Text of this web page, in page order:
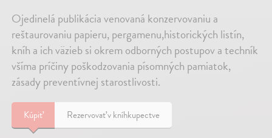
Ojedinelá publikácia venovaná konzervovaniu a
reštaurovaniu papieru, pergamenu,historických listín,
kníh a ich väzieb si okrem odborných postupov a techník
všíma príčiny poškodzovania písomných pamiatok,
zásady preventívnej starostlivosti.
Kúpiť Rezervovať v kníhkupectve